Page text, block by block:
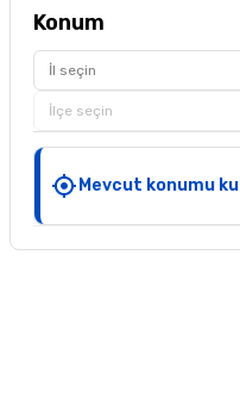
Konum
İl seçin
İlçe seçin
Mevcut konumu